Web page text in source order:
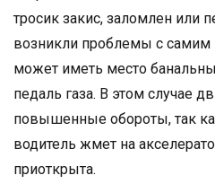
тросик закис, заломлен или
возникли проблемы с самим
может иметь место
педаль газа. В этом случае
повышенные обороты, так
водитель жмет на
приоткрыта.